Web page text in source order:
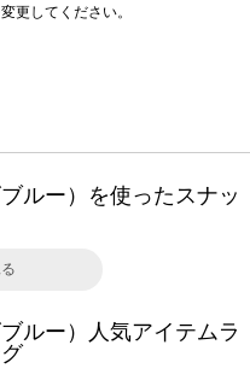
更してください。
ルー）を使ったスナッ
ルー）人気アイテムラ